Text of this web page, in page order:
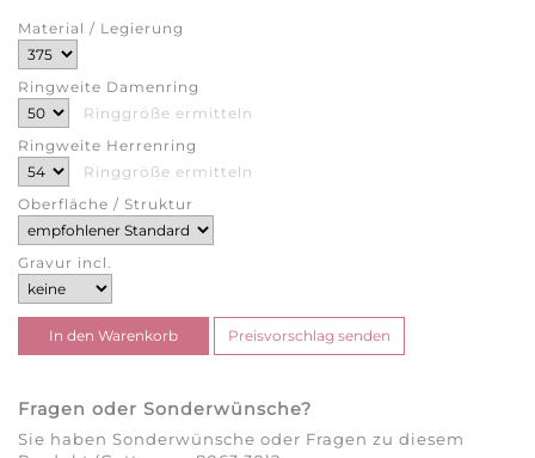
Material / Legierung
Ringweite Damenring
Ringgröße ermitteln
Ringweite Herrenring
Ringgröße ermitteln
Oberfläche / Struktur
Gravur incl.
Fragen oder Sonderwünsche?
Sie haben Sonderwünsche oder Fragen zu diesem